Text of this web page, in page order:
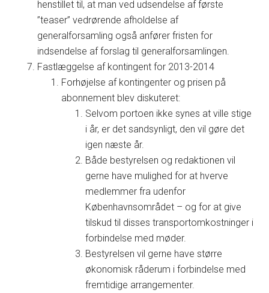
henstillet til, at man ved udsendelse af første
”teaser” vedrørende afholdelse af
generalforsamling også anfører fristen for
indsendelse af forslag til generalforsamlingen.
Fastlæggelse af kontingent for 2013-2014
Forhøjelse af kontingenter og prisen på
abonnement blev diskuteret:
Selvom portoen ikke synes at ville stige
i år, er det sandsynligt, den vil gøre det
igen næste år.
Både bestyrelsen og redaktionen vil
gerne have mulighed for at hverve
medlemmer fra udenfor
Københavnsområdet – og for at give
tilskud til disses transportomkostninger i
forbindelse med møder.
Bestyrelsen vil gerne have større
økonomisk råderum i forbindelse med
fremtidige arrangementer.